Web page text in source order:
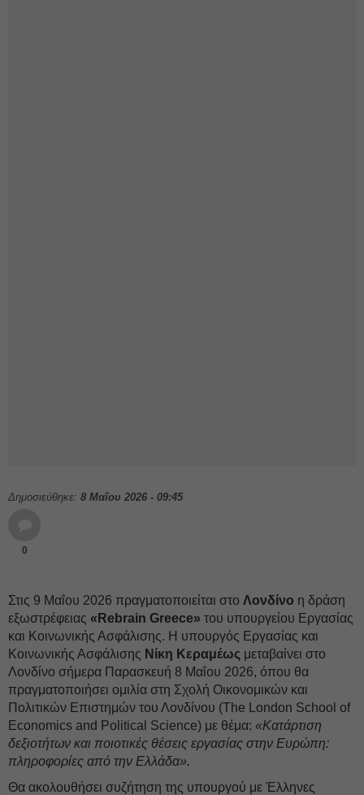
Δημοσιεύθηκε: 8 Μαΐου 2026 - 09:45
0
Στις 9 Μαΐου 2026 πραγματοποιείται στο Λονδίνο η δράση
εξωστρέφειας «Rebrain Greece» του υπουργείου Εργασίας
και Κοινωνικής Ασφάλισης. Η υπουργός Εργασίας και
Κοινωνικής Ασφάλισης Νίκη Κεραμέως μεταβαίνει στο
Λονδίνο σήμερα Παρασκευή 8 Μαΐου 2026, όπου θα
πραγματοποιήσει ομιλία στη Σχολή Οικονομικών και
Πολιτικών Επιστημών του Λονδίνου (The London School of
Economics and Political Science) με θέμα: «Κατάρτιση
δεξιοτήτων και ποιοτικές θέσεις εργασίας στην Ευρώπη:
πληροφορίες από την Ελλάδα».
Θα ακολουθήσει συζήτηση της υπουργού με Έλληνες